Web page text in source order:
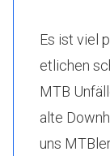
Es ist viel
etlichen
MTB
alte
uns